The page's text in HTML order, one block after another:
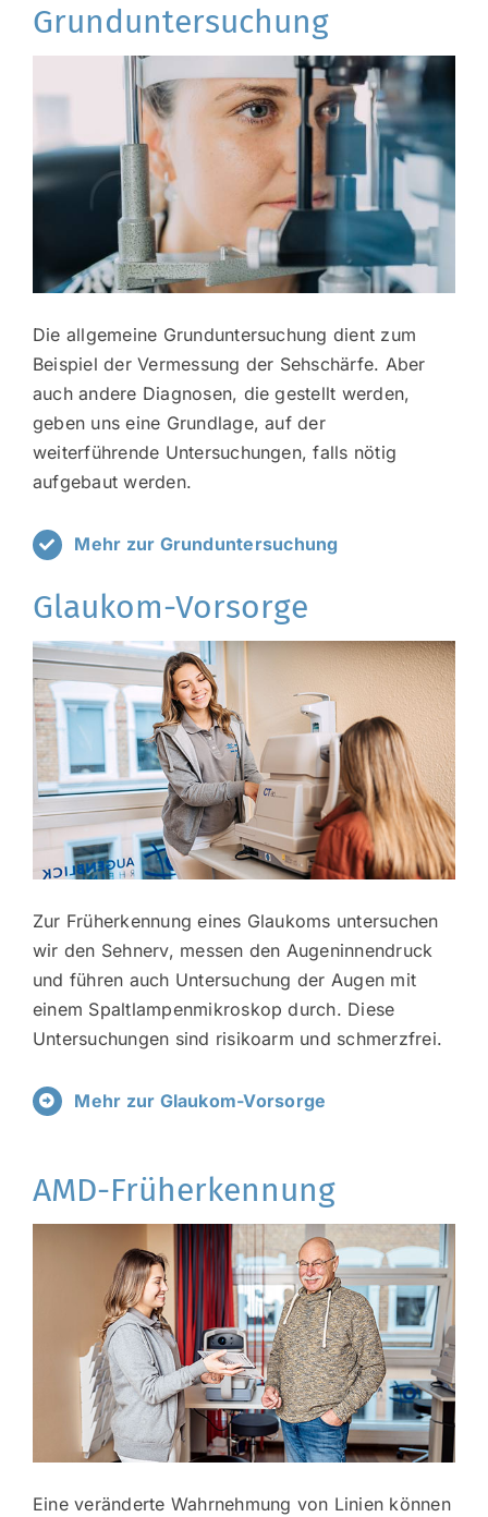
Grunduntersuchung
Die allgemeine Grunduntersuchung dient zum
Beispiel der Vermessung der Sehschärfe. Aber
auch andere Diagnosen, die gestellt werden,
geben uns eine Grundlage, auf der
weiterführende Untersuchungen, falls nötig
aufgebaut werden.
Mehr zur Grunduntersuchung
Glaukom-Vorsorge
Zur Früherkennung eines Glaukoms untersuchen
wir den Sehnerv, messen den Augeninnendruck
und führen auch Untersuchung der Augen mit
einem Spaltlampenmikroskop durch. Diese
Untersuchungen sind risikoarm und schmerzfrei.
Mehr zur Glaukom-Vorsorge
AMD-Früherkennung
Eine veränderte Wahrnehmung von Linien können